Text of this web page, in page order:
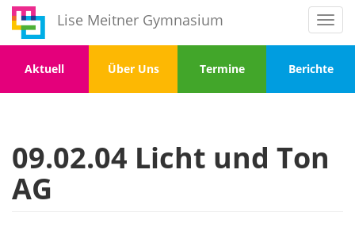
Direkt
zum
Inhalt
Lise Meitner Gymnasium
Menu
1
Aktuell
Menu
2
Über Uns
Menu
3
Termine
Menu
4
Berichte
09.02.04 Licht und Ton
AG